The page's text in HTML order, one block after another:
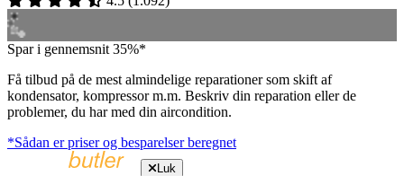
Spar i gennemsnit 35%*
Få tilbud på de mest almindelige reparationer som skift af
kondensator, kompressor m.m. Beskriv din reparation eller de
problemer, du har med din aircondition.
*Sådan er priser og besparelser beregnet
Luk